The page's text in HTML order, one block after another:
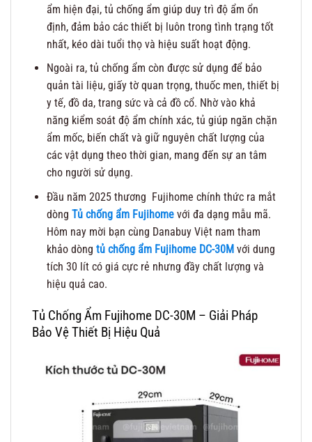
ẩm hiện đại, tủ chống ẩm giúp duy trì độ ẩm ổn
định, đảm bảo các thiết bị luôn trong tình trạng tốt
nhất, kéo dài tuổi thọ và hiệu suất hoạt động.
Ngoài ra, tủ chống ẩm còn được sử dụng để bảo
quản tài liệu, giấy tờ quan trọng, thuốc men, thiết bị
y tế, đồ da, trang sức và cả đồ cổ. Nhờ vào khả
năng kiểm soát độ ẩm chính xác, tủ giúp ngăn chặn
ẩm mốc, biến chất và giữ nguyên chất lượng của
các vật dụng theo thời gian, mang đến sự an tâm
cho người sử dụng.
Đầu năm 2025 thương Fujihome chính thức ra mắt
dòng Tủ chống ẩm Fujihomevới đa dạng mẫu mã.
Hôm nay mời bạn cùng Danabuy Việt nam tham
khảo dòng tủ chống ẩm Fujihome DC-30Mvới dung
tích 30 lít có giá cực rẻ nhưng đầy chất lượng và
hiệu quả cao.
Tủ Chống Ẩm Fujihome DC-30M – Giải Pháp
Bảo Vệ Thiết Bị Hiệu Quả